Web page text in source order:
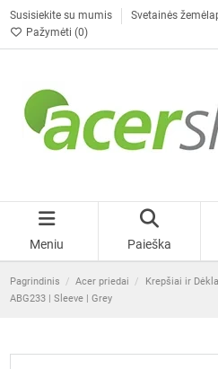
Susisiekite su mumis Svetainės
Pažymėti (0)
Meniu Paieška
Pagrindinis Acer priedai Krepšiai ir
ABG233 | Sleeve | Grey